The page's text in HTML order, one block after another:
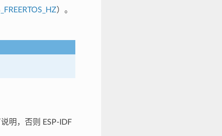
）。
明，否则 ESP-IDF